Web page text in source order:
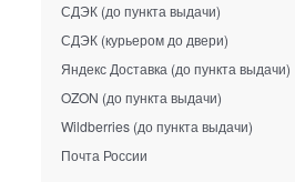
СДЭК (до пункта выдачи)
СДЭК (курьером до двери)
Яндекс Доставка (до пункта выдачи)
OZON (до пункта выдачи)
Wildberries (до пункта выдачи)
Почта России